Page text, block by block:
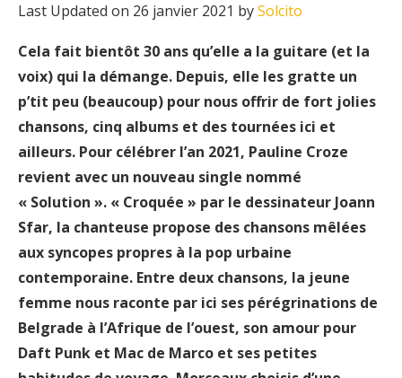
Last Updated on 26 janvier 2021 bySolcito
Cela fait bientôt 30 ans qu’elle a la guitare (et la
voix) qui la démange. Depuis, elle les gratte un
p’tit peu (beaucoup) pour nous offrir de fort jolies
chansons, cinq albums et des tournées ici et
ailleurs. Pour célébrer l’an 2021, Pauline Croze
revient avec un nouveau single nommé
« Solution ». « Croquée » par le dessinateur Joann
Sfar, la chanteuse propose des chansons mêlées
aux syncopes propres à la pop urbaine
contemporaine. Entre deux chansons, la jeune
femme nous raconte par ici ses pérégrinations de
Belgrade à l’Afrique de l’ouest, son amour pour
Daft Punk et Mac de Marco et ses petites